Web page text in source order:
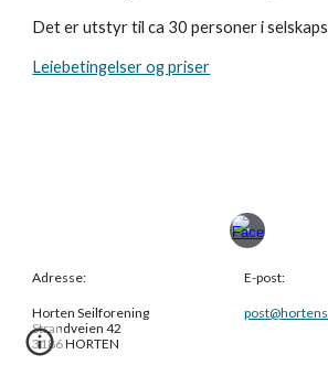
Det er utstyr til ca 30 personer i
Leiebetingelser og priser
Adresse: E-post:
Horten Seilforening post@
Strandveien 42
3186 HORTEN